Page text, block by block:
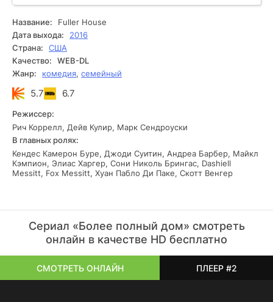
переехать к Диджей, в надежде тем самым облегчить ей
жизнь.
Название:
Fuller House
Дата выхода:
2016
Страна:
США
Качество:
WEB-DL
Жанр:
комедия, семейный
5.7 6.7
Режиссер:
Рич Коррелл, Дейв Кулир, Марк Сендроуски
В главных ролях:
Кендес Камерон Буре, Джоди Суитин, Андреа Барбер, Майкл
Кэмпион, Элиас Харгер, Сони Николь Брингас, Dashiell
Messitt, Fox Messitt, Хуан Пабло Ди Паке, Скотт Венгер
Сериал «Более полный дом» смотреть
онлайн в качестве HD бесплатно
СМОТРЕТЬ ОНЛАЙН ПЛЕЕР #2